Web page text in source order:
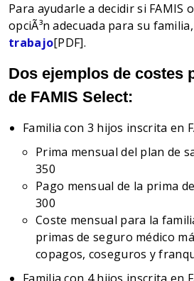
Para ayudarle a decidir si FAMIS
opciÃ³n adecuada para su
trabajo[PDF].
Dos ejemplos de costes
de FAMIS Select:
Familia con 3 hijos inscrita en
Prima mensual del plan de
350
Pago mensual de la prima
300
Coste mensual para la
primas de seguro médico
copagos, coseguros y